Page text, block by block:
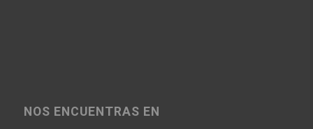
NOS ENCUENTRAS EN